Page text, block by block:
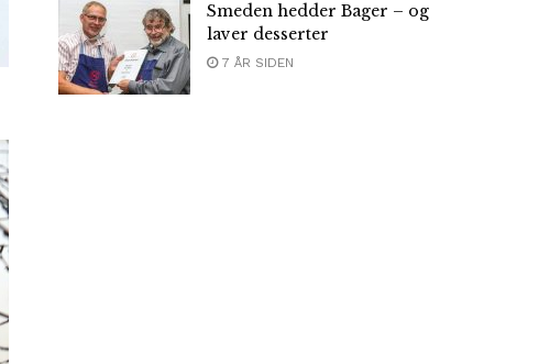
Smeden hedder Bager – og
laver desserter
7 ÅR SIDEN